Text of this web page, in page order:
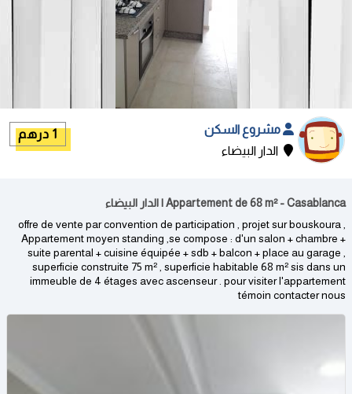
مشروع السكن
الدار البيضاء
1 درهم
Appartement de 68 m² - Casablanca | الدار البيضاء
offre de vente par convention de participation , projet sur bouskoura ,
Appartement moyen standing ,se compose : d'un salon + chambre +
suite parental + cuisine équipée + sdb + balcon + place au garage ,
superficie construite 75 m² , superficie habitable 68 m² sis dans un
immeuble de 4 étages avec ascenseur . pour visiter l'appartement
témoin contacter nous